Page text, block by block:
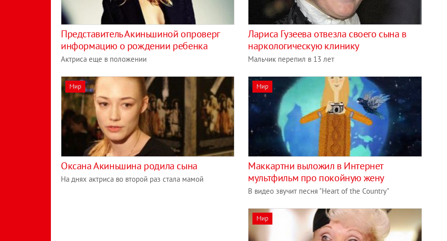
Представитель Акиньшиной опроверг
информацию о рождении ребенка
Актриса еще в положении
Лариса Гузеева отвезла своего сына в
наркологическую клинику
Мальчик перепил в 13 лет
Мир
Оксана Акиньшина родила сына
На днях актриса во второй раз стала мамой
Мир
Маккартни выложил в Интернет
мультфильм про покойную жену
В видео звучит песня "Heart of the Country"
Мир